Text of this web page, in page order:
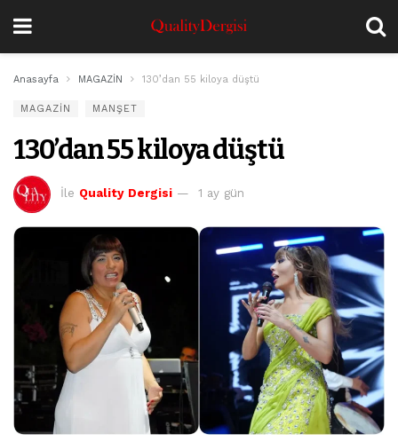
Anasayfa MAGAZİN 130’dan 55 kiloya düştü
MAGAZİN MANŞET
130’dan 55 kiloya düştü
İle Quality Dergisi 1 ay gün